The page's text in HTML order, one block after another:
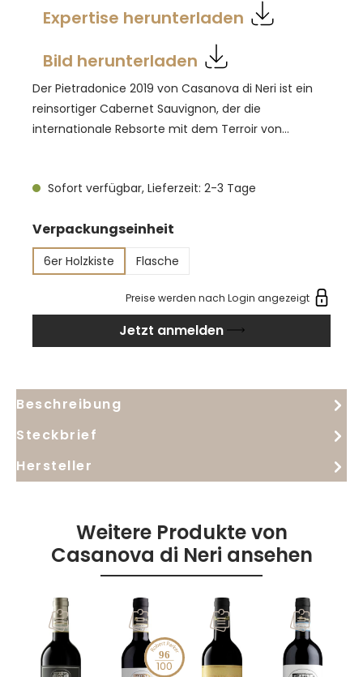
Expertise herunterladen
Bild herunterladen
Der Pietradonice 2019 von Casanova di Neri ist ein
reinsortiger Cabernet Sauvignon, der die
internationale Rebsorte mit dem Terroir von
Handschrift des Weinguts: intensive Aromen, feine
sorgfältige Arbeit im Weinberg und die Erfahrung im
Keller bringen einen Rotwein hervor, der sowohl die
Charakteristik der Rebsorte als auch die
Besonderheiten des Anbaugebiets widerspiegelt.
Sofort verfügbar, Lieferzeit: 2-3 Tage
Verpackungseinheit
6er Holzkiste Flasche
Preise werden nach Login angezeigt
Jetzt anmelden
Beschreibung
Steckbrief
Hersteller
Weitere Produkte von
Casanova di Neri ansehen
96